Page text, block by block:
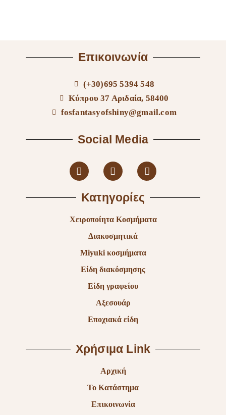
Επικοινωνία
(+30)695 5394 548
Κύπρου 37 Αριδαία, 58400
fosfantasyofshiny@gmail.com
Social Media
Κατηγορίες
Χειροποίητα Κοσμήματα
Διακοσμητικά
Miyuki κοσμήματα
Είδη διακόσμησης
Είδη γραφείου
Αξεσουάρ
Εποχιακά είδη
Χρήσιμα Link
Αρχική
Το Κατάστημα
Επικοινωνία